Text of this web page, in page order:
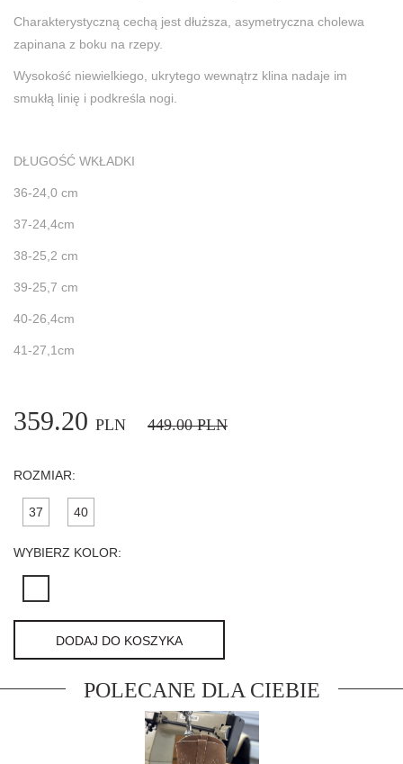
Charakterystyczną cechą jest dłuższa, asymetryczna cholewa
zapinana z boku na rzepy.
Wysokość niewielkiego, ukrytego wewnątrz klina nadaje im
smukłą linię i podkreśla nogi.
DŁUGOŚĆ WKŁADKI
36-24,0 cm
37-24,4cm
38-25,2 cm
39-25,7 cm
40-26,4cm
41-27,1cm
359.20 PLN 449.00PLN
ROZMIAR:
37 40
WYBIERZ KOLOR:
DODAJ DO KOSZYKA
POLECANE DLA CIEBIE